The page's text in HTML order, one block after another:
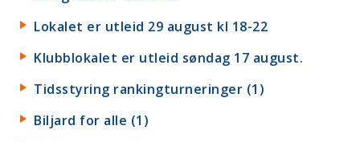
Lokalet er utleid 29 august kl 18-22
Klubblokalet er utleid søndag 17 august.
Tidsstyring rankingturneringer (1)
Biljard for alle (1)